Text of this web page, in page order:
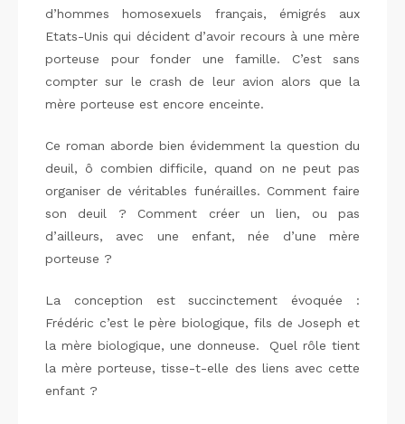
d’hommes homosexuels français, émigrés aux
Etats-Unis qui décident d’avoir recours à une mère
porteuse pour fonder une famille. C’est sans
compter sur le crash de leur avion alors que la
mère porteuse est encore enceinte.
Ce roman aborde bien évidemment la question du
deuil, ô combien difficile, quand on ne peut pas
organiser de véritables funérailles. Comment faire
son deuil ? Comment créer un lien, ou pas
d’ailleurs, avec une enfant, née d’une mère
porteuse ?
La conception est succinctement évoquée :
Frédéric c’est le père biologique, fils de Joseph et
la mère biologique, une donneuse. Quel rôle tient
la mère porteuse, tisse-t-elle des liens avec cette
enfant ?